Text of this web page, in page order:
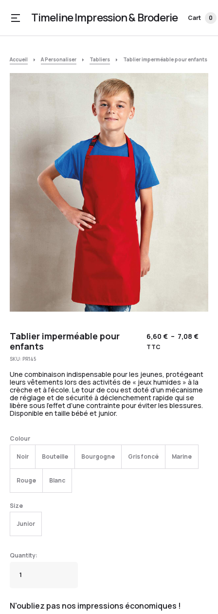
Timeline Impression & Broderie Cart 0
Accueil A Personaliser Tabliers Tablier imperméable pour enfants
Tablier imperméable pour
enfants
6,60€ – 7,08€
TTC
SKU: PR145
Une combinaison indispensable pour les jeunes, protégeant
leurs vêtements lors des activités de « jeux humides » à la
crèche et à l’école. Le tour de cou est doté d’un mécanisme
de réglage et de sécurité à déclenchement rapide qui se
libère sous l’effet d’une contrainte pour éviter les blessures.
Disponible en taille bébé et junior.
Colour
Noir Bouteille Bourgogne Gris foncé Marine
Rouge Blanc
Size
Junior
N'oubliez pas nos impressions économiques !